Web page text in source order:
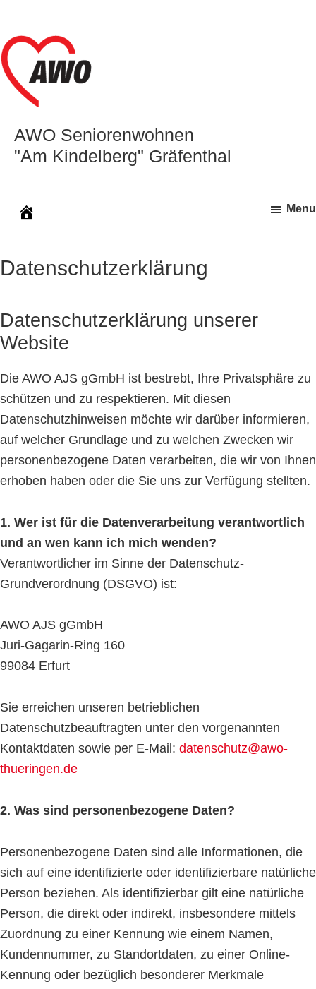
springen
springen
springen
AWO Seniorenwohnen
"Am Kindelberg" Gräfenthal
Menu
Datenschutzerklärung
Datenschutzerklärung unserer
Website
Die AWO AJS gGmbH ist bestrebt, Ihre Privatsphäre zu
schützen und zu respektieren. Mit diesen
Datenschutzhinweisen möchte wir darüber informieren,
auf welcher Grundlage und zu welchen Zwecken wir
personenbezogene Daten verarbeiten, die wir von Ihnen
erhoben haben oder die Sie uns zur Verfügung stellten.
1. Wer ist für die Datenverarbeitung verantwortlich
und an wen kann ich mich wenden?
Verantwortlicher im Sinne der Datenschutz-
Grundverordnung (DSGVO) ist:
AWO AJS gGmbH
Juri-Gagarin-Ring 160
99084 Erfurt
Sie erreichen unseren betrieblichen
Datenschutzbeauftragten unter den vorgenannten
Kontaktdaten sowie per E-Mail: datenschutz@awo-
thueringen.de
2. Was sind personenbezogene Daten?
Personenbezogene Daten sind alle Informationen, die
sich auf eine identifizierte oder identifizierbare natürliche
Person beziehen. Als identifizierbar gilt eine natürliche
Person, die direkt oder indirekt, insbesondere mittels
Zuordnung zu einer Kennung wie einem Namen,
Kundennummer, zu Standortdaten, zu einer Online-
Kennung oder bezüglich besonderer Merkmale